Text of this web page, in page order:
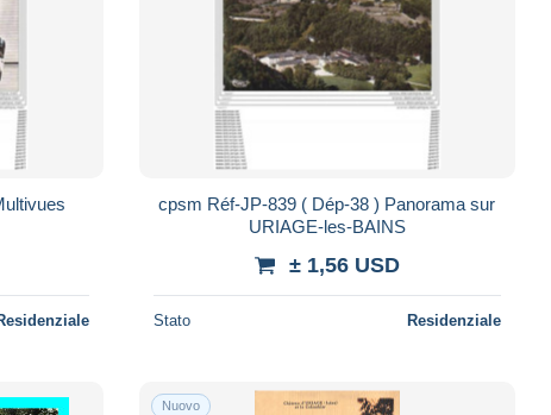
cpsm Réf-JP-839 ( Dép-38 ) Panorama sur
URIAGE-les-BAINS
± 1,56 USD
Stato Residenziale
Nuovo